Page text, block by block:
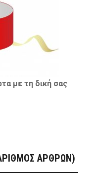
με τη δική σας
ΑΡΘΡΩΝ)